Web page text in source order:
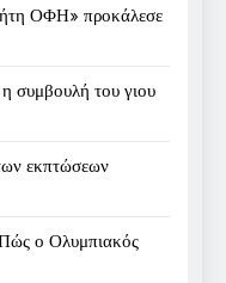
ΟΦΗ» προκάλεσε
συμβουλή του γιου
εκπτώσεων
ο Ολυμπιακός